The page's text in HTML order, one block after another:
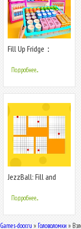
Fill Up Fridge：
Подробнее...
JezzBall: Fill and
Подробнее...
Games-door.ru » Головоломки »